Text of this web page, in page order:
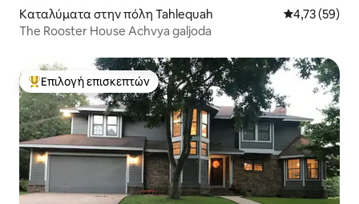
Καταλύματα στην πόλη Tahlequah Μέση
4,73 (59)
The Rooster House Achvya galjoda
Κορυφαία επιλογή επισκεπτών
Επιλογή επισκεπτών